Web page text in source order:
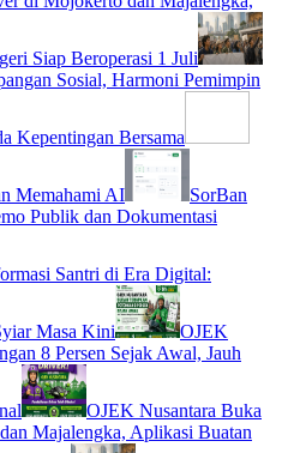
Siap Beroperasi 1 Juli
Sosial, Harmoni Pemimpin
Kepentingan Bersama
Memahami AI
SorBan
Publik dan Dokumentasi
Santri di Era Digital:
Masa Kini
OJEK
8 Persen Sejak Awal, Jauh
OJEK Nusantara Buka
Majalengka, Aplikasi Buatan